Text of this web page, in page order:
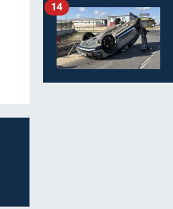
14